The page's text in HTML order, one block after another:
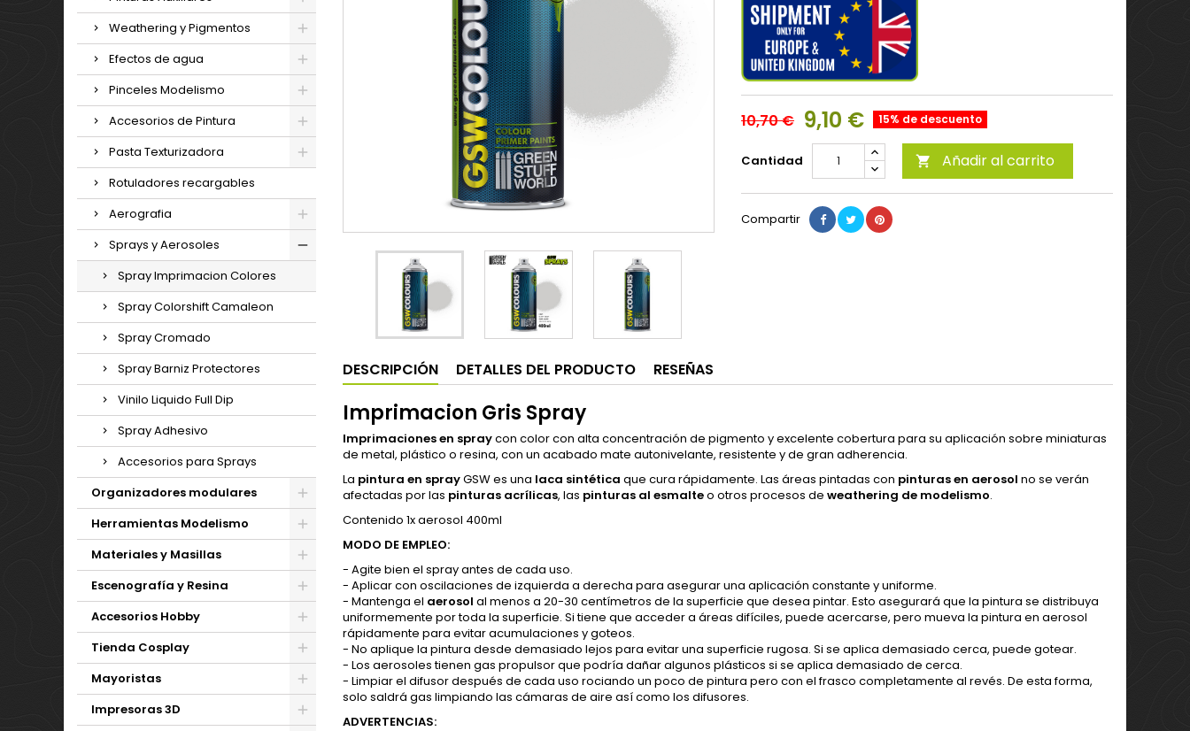
Weathering y Pigmentos
Efectos de agua
Pinceles Modelismo
Accesorios de Pintura
Pasta Texturizadora
Rotuladores recargables
Aerografia
Sprays y Aerosoles
Spray Imprimacion Colores
Spray Colorshift Camaleon
Spray Cromado
Spray Barniz Protectores
Vinilo Liquido Full Dip
Spray Adhesivo
Accesorios para Sprays
Organizadores modulares
Herramientas Modelismo
Materiales y Masillas
Escenografía y Resina
Accesorios Hobby
Tienda Cosplay
Mayoristas
Impresoras 3D
10,70 € 9,10 € 15% de descuento
Cantidad  Añadir al carrito
Compartir
DESCRIPCIÓN DETALLES DEL PRODUCTO RESEÑAS
Imprimacion Gris Spray
Imprimaciones en spraycon color con alta concentración de pigmento y excelente cobertura para su aplicación sobre miniaturas
de metal, plástico o resina, con un acabado mate autonivelante, resistente y de gran adherencia.
La pintura en sprayGSW es una laca sintética que cura rápidamente. Las áreas pintadas con pinturas en aerosol no se verán
afectadas por las pinturas acrílicas, las pinturas al esmalteo otros procesos de weathering de modelismo.
Contenido 1x aerosol 400ml
MODO DE EMPLEO:
- Agite bien el spray antes de cada uso.
- Aplicar con oscilaciones de izquierda a derecha para asegurar una aplicación constante y uniforme.
- Mantenga el aerosol al menos a 20-30 centímetros de la superficie que desea pintar. Esto asegurará que la pintura se distribuya
uniformemente por toda la superficie. Si tiene que acceder a áreas difíciles, puede acercarse, pero mueva la pintura en aerosol
rápidamente para evitar acumulaciones y goteos.
- No aplique la pintura desde demasiado lejos para evitar una superficie rugosa. Si se aplica demasiado cerca, puede gotear.
- Los aerosoles tienen gas propulsor que podría dañar algunos plásticos si se aplica demasiado de cerca.
- Limpiar el difusor después de cada uso rociando un poco de pintura pero con el frasco completamente al revés. De esta forma,
solo saldrá gas limpiando las cámaras de aire así como los difusores.
ADVERTENCIAS: